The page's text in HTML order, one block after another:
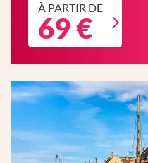
À PARTIR DE
69 €